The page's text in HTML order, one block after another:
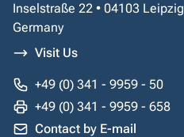
Inselstraße 22 • 04103 Leipzig
Germany
Visit Us
+49 (0) 341 - 9959 - 50
+49 (0) 341 - 9959 - 658
Contact by E-mail